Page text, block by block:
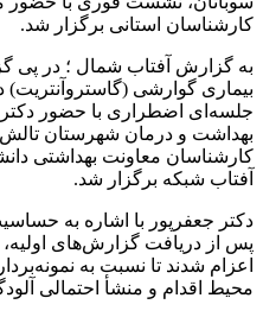
کارشناسان استانی برگزار شد.
به گزارش آفتاب شمال ؛ در پی
بیماری گوارشی (گاستروآنتریت)
جلسه‌ای اضطراری با حضور
بهداشت و درمان شهرستان
کارشناسان معاونت بهداشتی
آفتاب شبکه برگزار شد.
دکتر جعفرپور با اشاره به
پس از دریافت گزارش‌های
اعزام شدند تا نسبت به
محیط اقدام و منشأ احتمالی